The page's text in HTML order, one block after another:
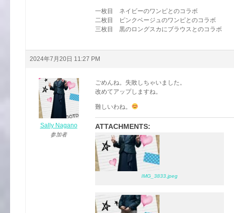
一枚目 ネイビーのワンピとのコラボ
二枚目 ピンクベージュのワンピとのコラボ
三枚目 黒のロングスカにブラウスとのコラボ
2024年7月20日 11:27 PM
Sally Nagano
参加者
ごめんね。失敗しちゃいました。
改めてアップしますね。
難しいわね。
ATTACHMENTS:
IMG_3833.jpeg